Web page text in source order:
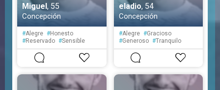
Miguel, 55
Concepción
#Alegre #Honesto
#Reservado #Sensible
#Organizado #Tolerante
eladio, 54
Concepción
#Alegre #Gracioso
#Generoso #Tranquilo
#Solitario #Sensible
Organizado